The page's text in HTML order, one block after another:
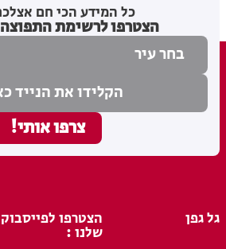
כל המידע הכי חם
הצטרפו לרשימת התפוצה
גל גפן הצטרפו לפייסבוק
שלנו :